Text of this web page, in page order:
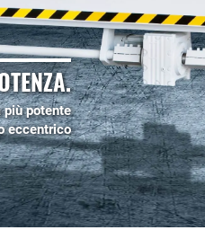
più potente
eccentrico